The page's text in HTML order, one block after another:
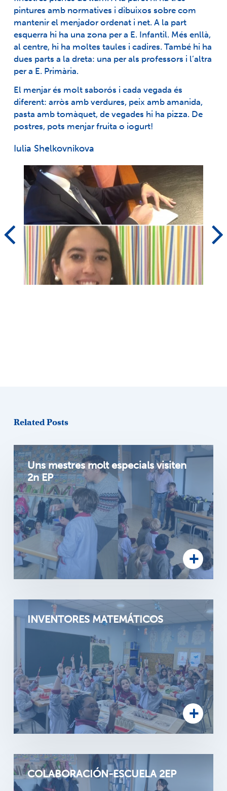
pintures amb normatives i dibuixos sobre com
mantenir el menjador ordenat i net. A la part
esquerra hi ha una zona per a E. Infantil. Més enllà,
al centre, hi ha moltes taules i cadires. També hi ha
dues parts a la dreta: una per als professors i l’altra
per a E. Primària.
El menjar és molt saborós i cada vegada és
diferent: arròs amb verdures, peix amb amanida,
pasta amb tomàquet, de vegades hi ha pizza. De
postres, pots menjar fruita o iogurt!
Iulia Shelkovnikova
Related Posts
Uns mestres molt especials visiten
2n EP
INVENTORES MATEMÁTICOS
COLABORACIÓN-ESCUELA 2EP